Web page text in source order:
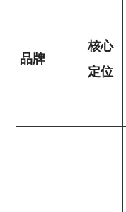
品牌
核心
定位